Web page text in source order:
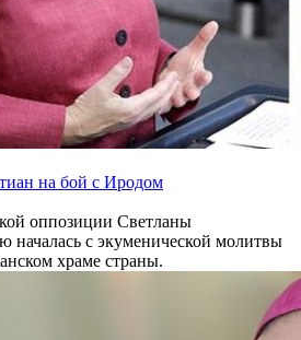
на бой с Иродом
оппозиции Светланы
началась с экуменической молитвы
храме страны.